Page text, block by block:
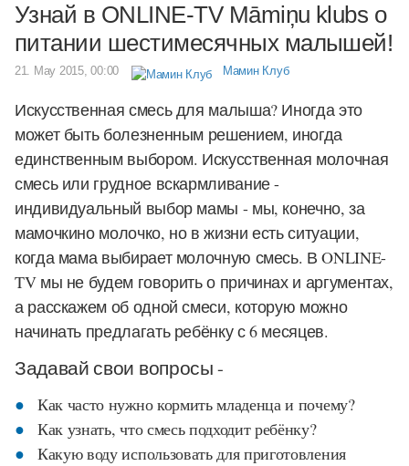
Узнай в ONLINE-TV Māmiņu klubs о
питании шестимесячных малышей!
21. May 2015, 00:00 Мамин Клуб
Искусственная смесь для малыша? Иногда это
может быть болезненным решением, иногда
единственным выбором. Искусственная молочная
смесь или грудное вскармливание -
индивидуальный выбор мамы - мы, конечно, за
мамочкино молочко, но в жизни есть ситуации,
когда мама выбирает молочную смесь. В ONLINE-
TV мы не будем говорить о причинах и аргументах,
а расскажем об одной смеси, которую можно
начинать предлагать ребёнку с 6 месяцев.
Задавай свои вопросы -
Как часто нужно кормить младенца и почему?
Как узнать, что смесь подходит ребёнку?
Какую воду использовать для приготовления